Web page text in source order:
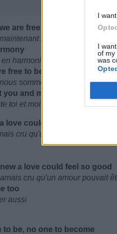
I
I
of my
was
are free
nous sommes libres
harmonie
free to be
sommes libres d'être
and me, me, me, me, me
toi et moi, moi, moi, moi, moi
love could feel so good
cru qu'un amour pouvait être
a love could feel so good
cru qu'un amour pouvait
too
aussi
to be, no one to become